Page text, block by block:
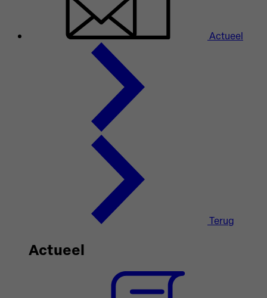
Actueel
Terug
Actueel